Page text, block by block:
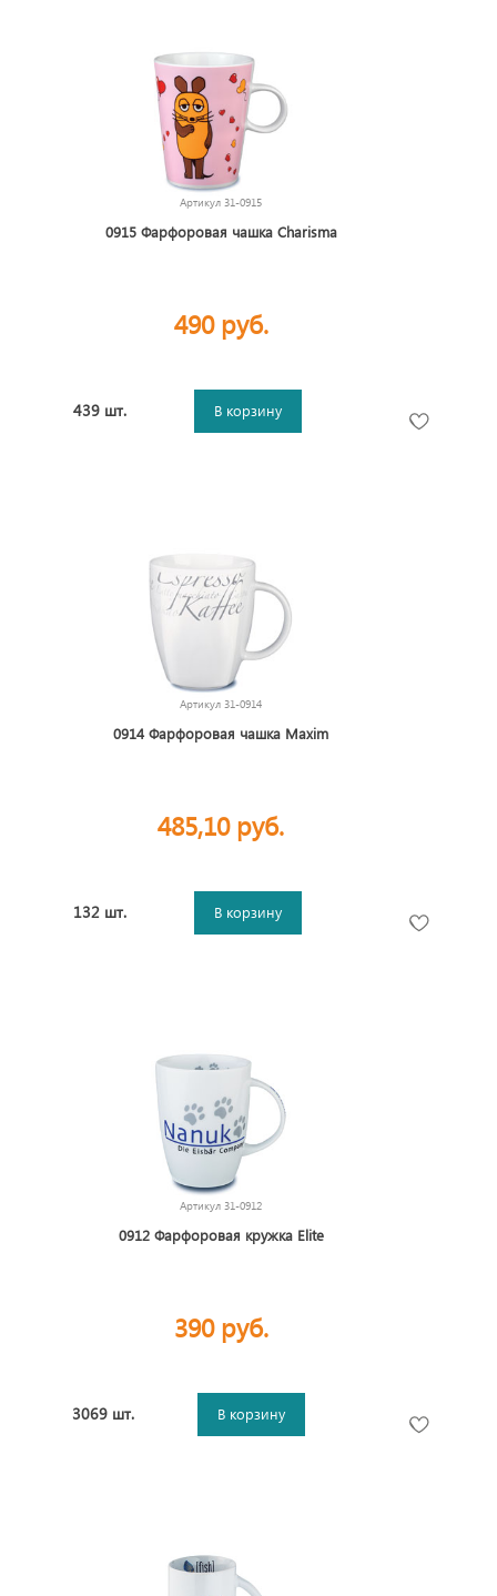
Артикул 31-0915
0915 Фарфоровая чашка Charisma
490 руб.
439 шт. В корзину
Артикул 31-0914
0914 Фарфоровая чашка Maxim
485,10 руб.
132 шт. В корзину
Артикул 31-0912
0912 Фарфоровая кружка Elite
390 руб.
3069 шт. В корзину